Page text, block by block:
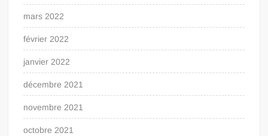
mars 2022
février 2022
janvier 2022
décembre 2021
novembre 2021
octobre 2021